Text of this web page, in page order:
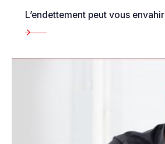
L’endettement peut vous envahir